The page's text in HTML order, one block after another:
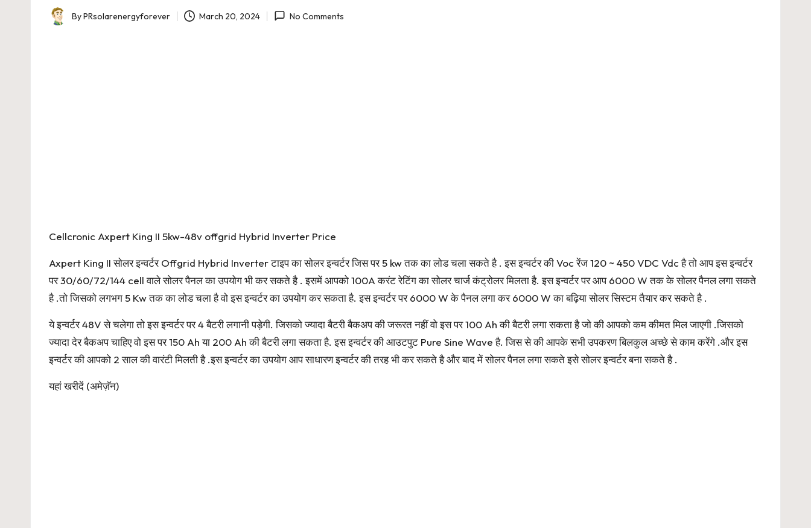
Posted
ByPRsolarenergyforever March 20, 2024 No Comments
Cellcronic Axpert King II 5kw-48v offgrid Hybrid Inverter Price
Axpert King II सोलर इन्वर्टर Offgrid Hybrid Inverter टाइप का सोलर इन्वर्टर जिस पर 5 kw तक का लोड चला सकते है . इस इन्वर्टर की Voc रेंज 120 ~ 450 VDC Vdc है तो आप इस इन्वर्टर
पर 30/60/72/144 cell वाले सोलर पैनल का उपयोग भी कर सकते है . इसमें आपको 100A करंट रेटिंग का सोलर चार्ज कंट्रोलर मिलता है. इस इन्वर्टर पर आप 6000 W तक के सोलर पैनल लगा सकते
है .तो जिसको लगभग 5 Kw तक का लोड चला है वो इस इन्वर्टर का उपयोग कर सकता है. इस इन्वर्टर पर 6000 W के पैनल लगा कर 6000 W का बढ़िया सोलर सिस्टम तैयार कर सकते है .
ये इन्वर्टर 48V से चलेगा तो इस इन्वर्टर पर 4 बैटरी लगानी पड़ेगी. जिसको ज्यादा बैटरी बैकअप की जरूरत नहीं वो इस पर 100 Ah की बैटरी लगा सकता है जो की आपको कम कीमत मिल जाएगी .जिसको
ज्यादा देर बैकअप चाहिए वो इस पर 150 Ah या 200 Ah की बैटरी लगा सकता है. इस इन्वर्टर की आउटपुट Pure Sine Wave है. जिस से की आपके सभी उपकरण बिलकुल अच्छे से काम करेंगे .और इस
इन्वर्टर की आपको 2 साल की वारंटी मिलती है .इस इन्वर्टर का उपयोग आप साधारण इन्वर्टर की तरह भी कर सकते है और बाद में सोलर पैनल लगा सकते इसे सोलर इन्वर्टर बना सकते है .
यहां खरीदें (अमेज़ॅन)